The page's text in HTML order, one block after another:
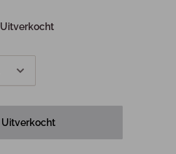
Uitverkocht
Uitverkocht